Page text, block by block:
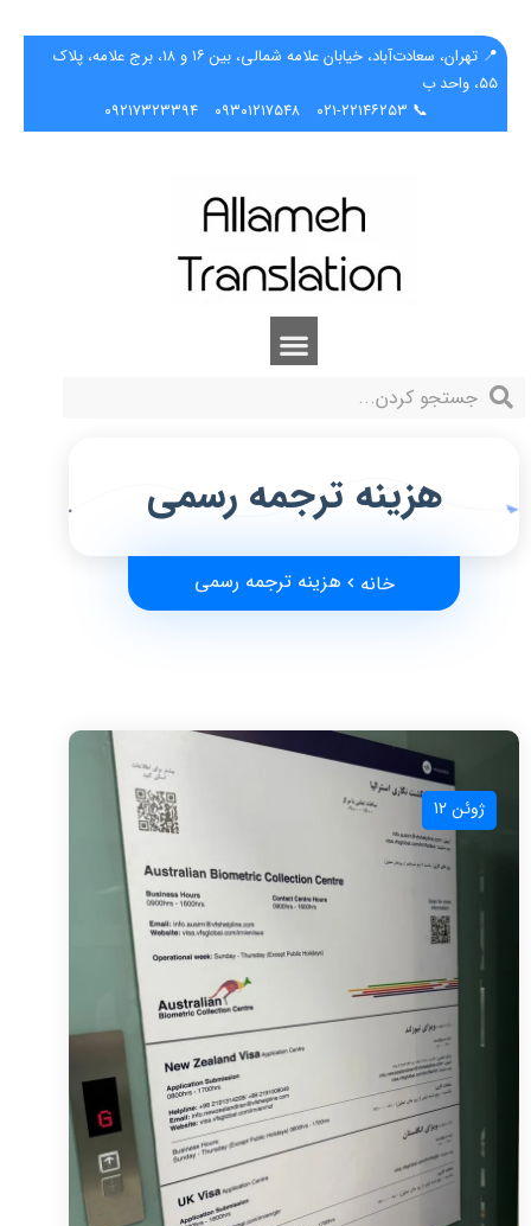
📍 تهران، سعادت‌آباد، خیابان علامه شمالی، بین ۱۶ و ۱۸، برج علامه، پلاک
۵۵، واحد ب
📞 ۰۲۱-۲۲۱۴۶۲۵۳
۰۹۳۰۱۲۱۷۵۴۸ ۰۹۲۱۷۳۲۳۳۹۴
هزینه ترجمه رسمی
خانه هزینه ترجمه رسمی
ژوئن 12